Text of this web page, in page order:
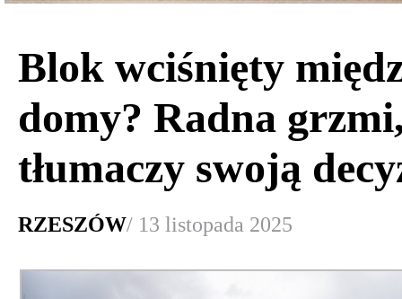
Blok wciśnięty
domy? Radna
tłumaczy swoją
RZESZÓW/ 13 listopada 2025